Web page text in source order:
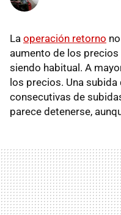
La operación retorno
aumento de los
siendo habitual. A
los precios. Una
consecutivas de
parece detenerse,